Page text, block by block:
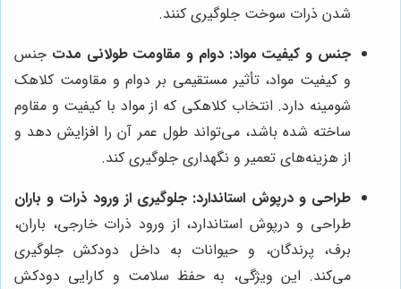
شدن ذرات سوخت جلوگیری کنند.
جنس و کیفیت مواد: دوام و مقاومت طولانی مدت جنس
و کیفیت مواد، تأثیر مستقیمی بر دوام و مقاومت کلاهک
شومینه دارد. انتخاب کلاهکی که از مواد با کیفیت و مقاوم
ساخته شده باشد، می‌تواند طول عمر آن را افزایش دهد و
از هزینه‌های تعمیر و نگهداری جلوگیری کند.
طراحی و درپوش استاندارد: جلوگیری از ورود ذرات و باران
طراحی و درپوش استاندارد، از ورود ذرات خارجی، باران،
برف، پرندگان، و حیوانات به داخل دودکش جلوگیری
می‌کند. این ویژگی، به حفظ سلامت و کارایی دودکش